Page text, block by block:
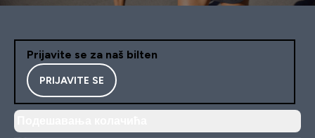
Prijavite se za naš bilten
PRIJAVITE SE